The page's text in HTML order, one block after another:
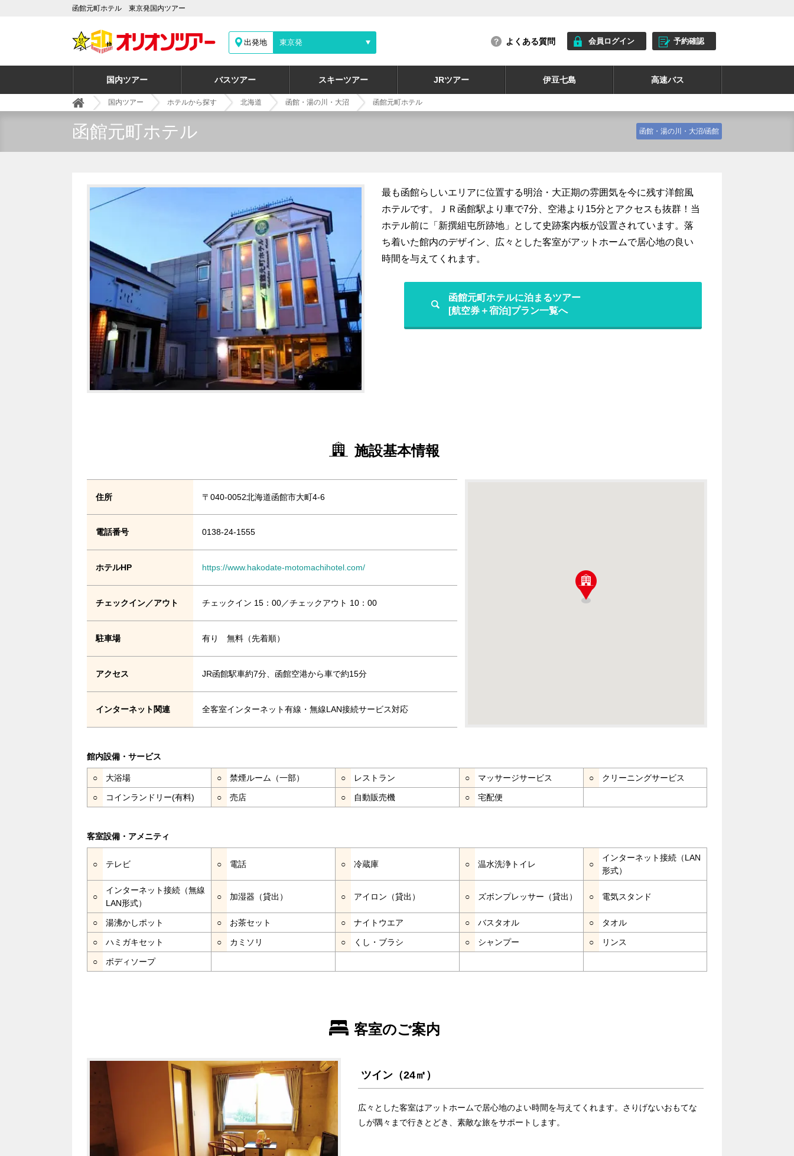
函館元町ホテル 東京発国内ツアー
出発地 東京発 よくある質問 会員ログイン 予約確認
国内ツアー バスツアー スキーツアー JRツアー 伊豆七島 高速バス
国内ツアー ホテルから探す 北海道 函館・湯の川・大沼 函館元町ホテル
函館元町ホテル 函館・湯の川・大沼/函館
最も函館らしいエリアに位置する明治・大正期の雰囲気を今に残す洋館風
ホテルです。ＪＲ函館駅より車で7分、空港より15分とアクセスも抜群！当
ホテル前に「新撰組屯所跡地」として史跡案内板が設置されています。落
ち着いた館内のデザイン、広々とした客室がアットホームで居心地の良い
時間を与えてくれます。
函館元町ホテルに泊まるツアー
[航空券＋宿泊]プラン一覧へ
施設基本情報
住所 〒040-0052北海道函館市大町4-6
電話番号 0138-24-1555
ホテルHP https://www.hakodate-motomachihotel.com/
チェックイン／アウト チェックイン 15：00／チェックアウト 10：00
駐車場 有り 無料（先着順）
アクセス JR函館駅車約7分、函館空港から車で約15分
インターネット関連 全客室インターネット有線・無線LAN接続サービス対応
館内設備・サービス
○ 大浴場 ○ 禁煙ルーム（一部） ○ レストラン ○ マッサージサービス ○ クリーニングサービス
○ コインランドリー(有料) ○ 売店 ○ 自動販売機 ○ 宅配便
客室設備・アメニティ
○ テレビ ○ 電話 ○ 冷蔵庫 ○ 温水洗浄トイレ ○
インターネット接続（LAN
形式）
○
インターネット接続（無線
LAN形式）
○ 加湿器（貸出） ○ アイロン（貸出） ○ ズボンプレッサー（貸出） ○ 電気スタンド
○ 湯沸かしポット ○ お茶セット ○ ナイトウエア ○ バスタオル ○ タオル
○ ハミガキセット ○ カミソリ ○ くし・ブラシ ○ シャンプー ○ リンス
○ ボディソープ
客室のご案内
ツイン（24㎡）
広々とした客室はアットホームで居心地のよい時間を与えてくれます。さりげないおもてな
しが隅々まで行きとどき、素敵な旅をサポートします。